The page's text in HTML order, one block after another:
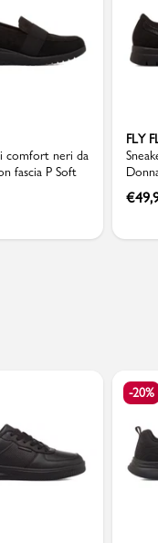
comfort neri da
fascia P Soft
FLY
Fly
€
-20%